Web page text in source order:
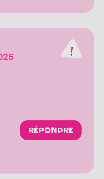
réactions
RÉPONDRE